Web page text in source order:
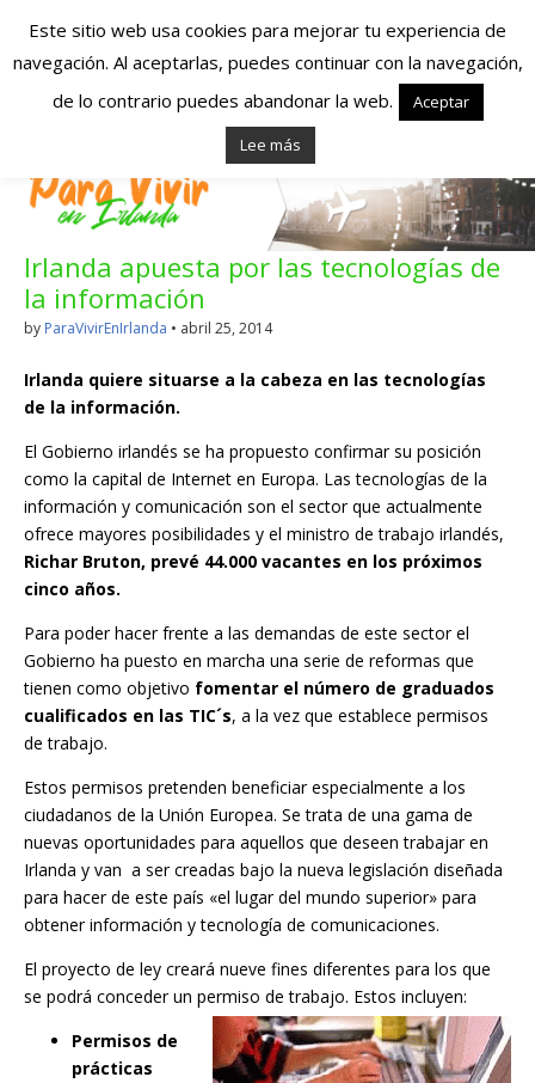
Españoles en
Irlanda – Vivir en
Irlanda – Trabajo
en Irlanda –
Alojamiento en
Irlanda
Blog dedicado a los que viven, estudian y trabajan en
Irlanda!
Irlanda apuesta por las tecnologías de
la información
by ParaVivirEnIrlanda • abril 25, 2014
Irlanda quiere situarse a la cabeza en las tecnologías
de la información.
El Gobierno irlandés se ha propuesto confirmar su posición
como la capital de Internet en Europa. Las tecnologías de la
información y comunicación son el sector que actualmente
ofrece mayores posibilidades y el ministro de trabajo irlandés,
Richar Bruton, prevé 44.000 vacantes en los próximos
cinco años.
Para poder hacer frente a las demandas de este sector el
Gobierno ha puesto en marcha una serie de reformas que
tienen como objetivo fomentar el número de graduados
cualificados en las TIC´s, a la vez que establece permisos
de trabajo.
Estos permisos pretenden beneficiar especialmente a los
ciudadanos de la Unión Europea. Se trata de una gama de
nuevas oportunidades para aquellos que deseen trabajar en
Irlanda y van a ser creadas bajo la nueva legislación diseñada
para hacer de este país «el lugar del mundo superior» para
obtener información y tecnología de comunicaciones.
El proyecto de ley creará nueve fines diferentes para los que
se podrá conceder un permiso de trabajo. Estos incluyen:
Permisos de
prácticas
Este sitio web usa cookies para mejorar tu experiencia de
navegación. Al aceptarlas, puedes continuar con la navegación,
de lo contrario puedes abandonar la web.
Aceptar
Lee más